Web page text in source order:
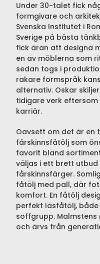
Under 30-talet fick
formgivare och
Svenska Institutet i
Sverige på bästa
fick äran att designa
en av möblerna som
sedan togs i
rakare formspråk
alternativ. Oskar
tidigare verk
karriär.
Oavsett om det är en
fårskinnsfåtölj som
favorit bland
väljas i ett brett
fårskinnsfärger.
fåtölj med pall, där
komfort. En fåtölj
perfekt läsfåtölj,
soffgrupp.
och ärvs från